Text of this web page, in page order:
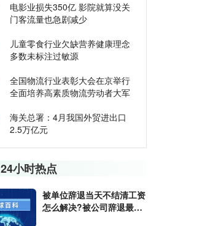
电影业损失350亿 影院就算没关
门客流量也急剧减少
儿童零食行业欠缺营养健康理念
多数未标注过敏源
全国物流行业表彰大会在京举行
全面培养高素质物流劳动者大军
海关总署：4月我国外贸进出口
2.5万亿元
24小时热点
被单位辞退当天不结清工资
怎么解决?被公司辞退最多